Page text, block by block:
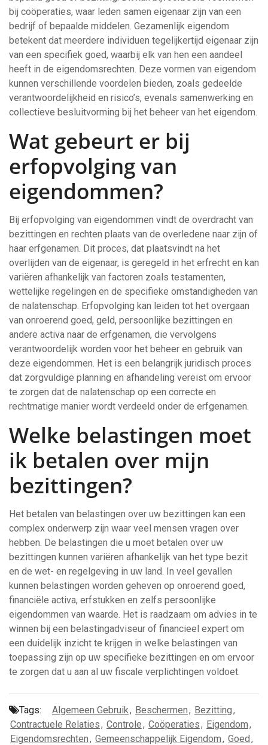
bij coöperaties, waar leden samen eigenaar zijn van een
bedrijf of bepaalde middelen. Gezamenlijk eigendom
betekent dat meerdere individuen tegelijkertijd eigenaar zijn
van een specifiek goed, waarbij elk van hen een aandeel
heeft in de eigendomsrechten. Deze vormen van eigendom
kunnen verschillende voordelen bieden, zoals gedeelde
verantwoordelijkheid en risico’s, evenals samenwerking en
collectieve besluitvorming bij het beheer van het eigendom.
Wat gebeurt er bij
erfopvolging van
eigendommen?
Bij erfopvolging van eigendommen vindt de overdracht van
bezittingen en rechten plaats van de overledene naar zijn of
haar erfgenamen. Dit proces, dat plaatsvindt na het
overlijden van de eigenaar, is geregeld in het erfrecht en kan
variëren afhankelijk van factoren zoals testamenten,
wettelijke regelingen en de specifieke omstandigheden van
de nalatenschap. Erfopvolging kan leiden tot het overgaan
van onroerend goed, geld, persoonlijke bezittingen en
andere activa naar de erfgenamen, die vervolgens
verantwoordelijk worden voor het beheer en gebruik van
deze eigendommen. Het is een belangrijk juridisch proces
dat zorgvuldige planning en afhandeling vereist om ervoor
te zorgen dat de nalatenschap op een correcte en
rechtmatige manier wordt verdeeld onder de erfgenamen.
Welke belastingen moet
ik betalen over mijn
bezittingen?
Het betalen van belastingen over uw bezittingen kan een
complex onderwerp zijn waar veel mensen vragen over
hebben. De belastingen die u moet betalen over uw
bezittingen kunnen variëren afhankelijk van het type bezit
en de wet- en regelgeving in uw land. In veel gevallen
kunnen belastingen worden geheven op onroerend goed,
financiële activa, erfstukken en zelfs persoonlijke
eigendommen van waarde. Het is raadzaam om advies in te
winnen bij een belastingadviseur of financieel expert om
een duidelijk inzicht te krijgen in welke belastingen van
toepassing zijn op uw specifieke bezittingen en om ervoor
te zorgen dat u aan al uw fiscale verplichtingen voldoet.
Tags: Algemeen Gebruik, Beschermen, Bezitting,
Contractuele Relaties, Controle, Coöperaties, Eigendom,
Eigendomsrechten, Gemeenschappelijk Eigendom, Goed,